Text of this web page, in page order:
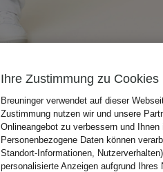
Ihre Zustimmung zu Cookies
Breuninger verwendet auf dieser
Zustimmung nutzen wir und unsere
Onlineangebot zu verbessern und
Personenbezogene Daten können
Standort-Informationen,
personalisierte Anzeigen aufgrund